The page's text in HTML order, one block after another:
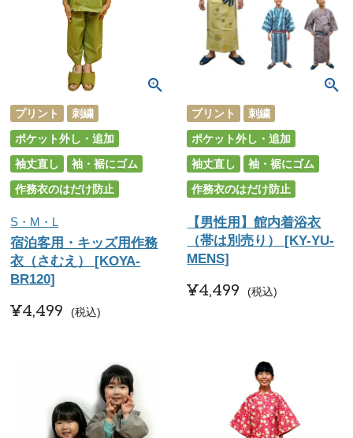
プリント
刺繍
ポケット外し・追加
袖丈直し
袖・裾にゴム
作務衣のはだけ防止
S・M・L
宿泊客用・キッズ用作務
衣（さむえ） [KOYA-
BR120]
¥4,499 税込
プリント
刺繍
ポケット外し・追加
袖丈直し
袖・裾にゴム
作務衣のはだけ防止
【男性用】館内着浴衣
（帯は別売り） [KY-YU-
MENS]
¥4,499 税込